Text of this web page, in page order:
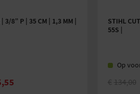
3/8” P | 35 CM | 1,3 MM |
STIHL
55S |
Op
€ 134,00